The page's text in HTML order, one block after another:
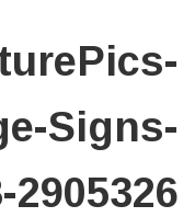
Signs-
2905326